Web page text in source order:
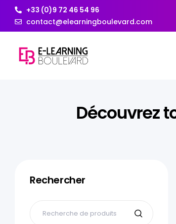
+33 (0)9 72 46 54 96
contact@elearningboulevard.com
Découvrez
Rechercher